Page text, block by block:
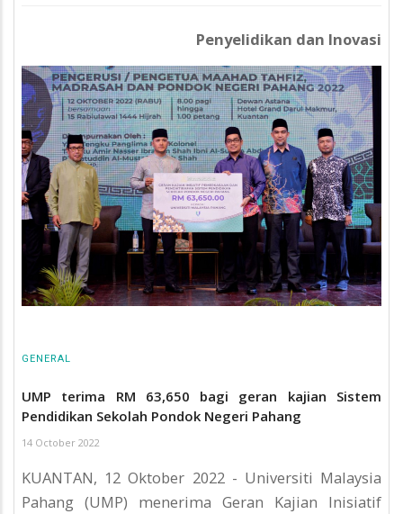
Penyelidikan dan Inovasi
GENERAL
UMP terima RM 63,650 bagi geran kajian Sistem
Pendidikan Sekolah Pondok Negeri Pahang
14 October 2022
KUANTAN, 12 Oktober 2022 - Universiti Malaysia
Pahang (UMP) menerima Geran Kajian Inisiatif